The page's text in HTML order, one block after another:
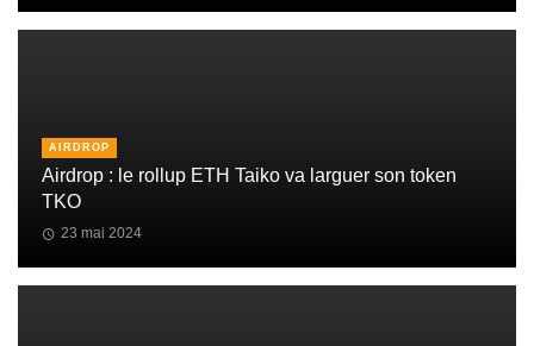
AIRDROP
Airdrop : le rollup ETH Taiko va larguer son token
TKO
23 mai 2024